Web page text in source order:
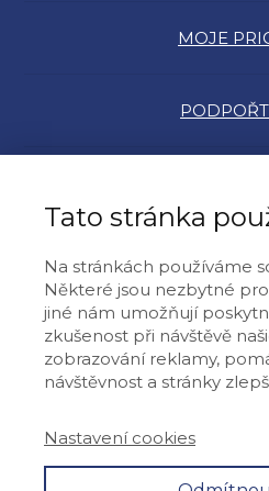
MOJE
NEWS
Tato stránka
Na stránkách používáme
Některé jsou nezbytné
jiné nám umožňují
zkušenost při návštěvě
zobrazování reklamy,
návštěvnost a stránky
Nastavení cookies